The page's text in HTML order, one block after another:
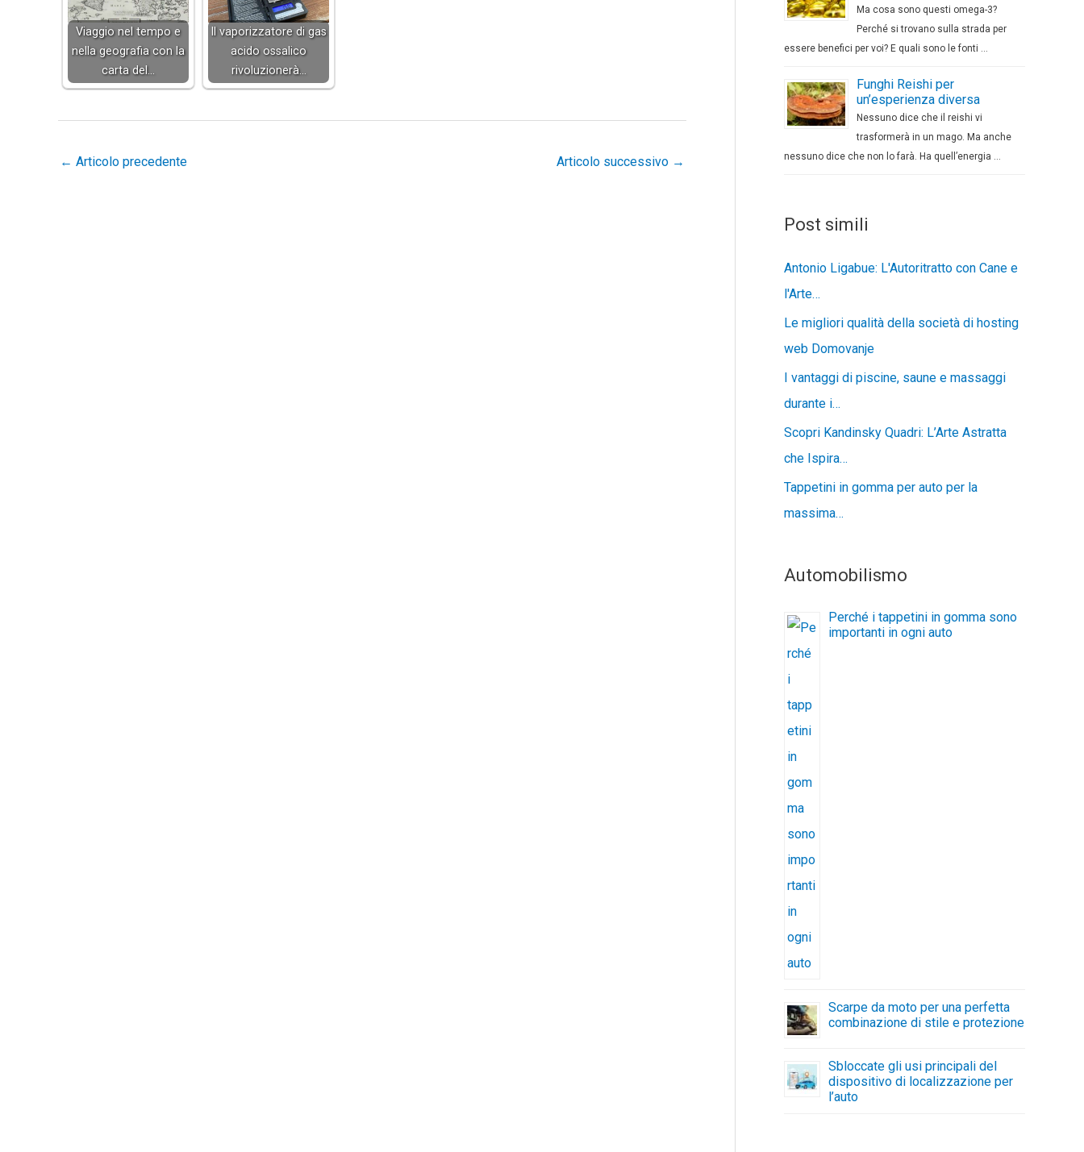
Viaggio nel tempo e
nella geografia con la
carta del…
Il vaporizzatore di gas
acido ossalico
rivoluzionerà…
← Articolo precedente Articolo successivo →
Ma cosa sono questi omega-3?
Perché si trovano sulla strada per
essere benefici per voi? E quali sono le fonti …
Funghi Reishi per
un’esperienza diversa
Nessuno dice che il reishi vi
trasformerà in un mago. Ma anche
nessuno dice che non lo farà. Ha quell’energia …
Post simili
Antonio Ligabue: L'Autoritratto con Cane e
l'Arte…
Le migliori qualità della società di hosting
web Domovanje
I vantaggi di piscine, saune e massaggi
durante i…
Scopri Kandinsky Quadri: L’Arte Astratta
che Ispira…
Tappetini in gomma per auto per la
massima…
Automobilismo
Perché i tappetini in gomma sono
importanti in ogni auto
Scarpe da moto per una perfetta
combinazione di stile e protezione
Sbloccate gli usi principali del
dispositivo di localizzazione per
l’auto